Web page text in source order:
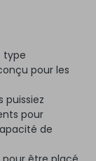
type
pour les
puissiez
pour
de